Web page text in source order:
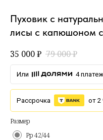
Пуховик с
лисы с капюшоном
35 000₽ 79 000₽
Или 4
Рассрочка от 2
Размер
Рр 42/44